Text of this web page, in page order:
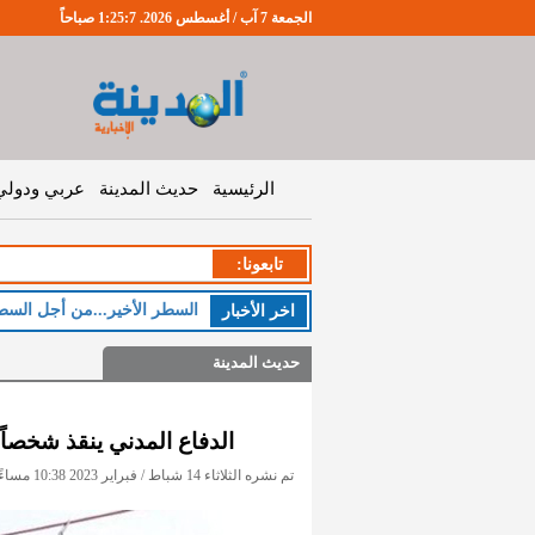
الجمعة 7 آب / أغسطس 2026. 1:25:8 صباحاً
الرئيسية حديث المدينة عربي
تابعونا:
اخر اﻷخبار السطر الأخير...من أجل
حديث المدينة
الدفاع المدني ينقذ
تم نشره الثلاثاء 14 شباط / فبراير 2023 10:38 مساءً